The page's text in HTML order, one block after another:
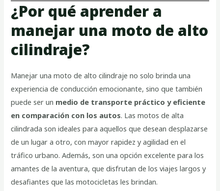
¿Por qué aprender a
manejar una moto de alto
cilindraje?
Manejar una moto de alto cilindraje no solo brinda una
experiencia de conducción emocionante, sino que también
puede ser un medio de transporte práctico y eficiente
en comparación con los autos. Las motos de alta
cilindrada son ideales para aquellos que desean desplazarse
de un lugar a otro, con mayor rapidez y agilidad en el
tráfico urbano. Además, son una opción excelente para los
amantes de la aventura, que disfrutan de los viajes largos y
desafiantes que las motocicletas les brindan.